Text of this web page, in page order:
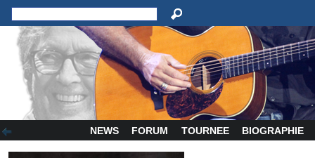
NEWS FORUM TOURNEE BIOGRAPHIE